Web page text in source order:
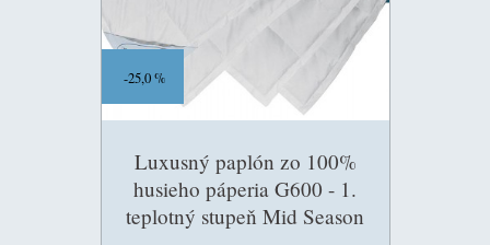
Luxusný paplón zo 100%
husieho páperia G600 - 1.
teplotný stupeň Mid Season
25,0 %